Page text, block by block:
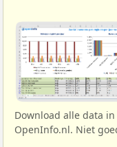
Download alle data
OpenInfo.nl. Niet